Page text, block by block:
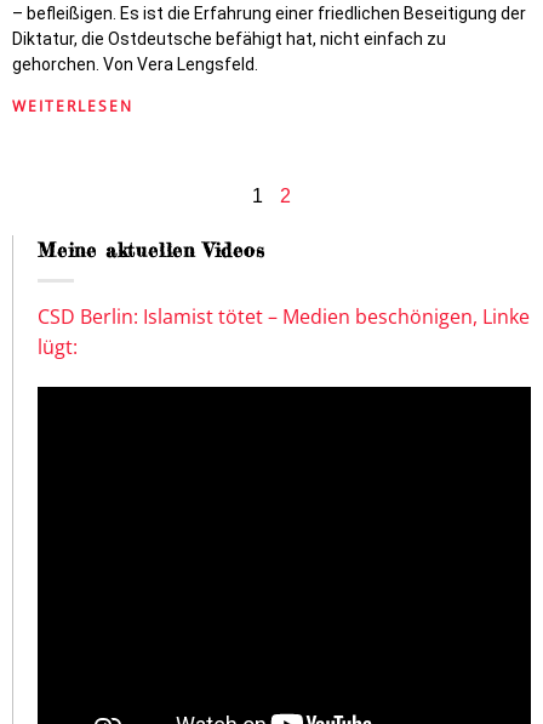
– befleißigen. Es ist die Erfahrung einer friedlichen Beseitigung der
Diktatur, die Ostdeutsche befähigt hat, nicht einfach zu
gehorchen. Von Vera Lengsfeld.
WEITERLESEN
1 2
Meine aktuellen Videos
CSD Berlin: Islamist tötet – Medien beschönigen, Linke
lügt: